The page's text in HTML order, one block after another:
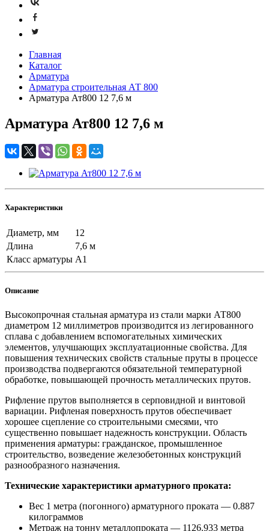
Главная
Каталог
Арматура
Арматура строительная АТ 800
Арматура Ат800 12 7,6 м
Арматура Ат800 12 7,6 м
Характеристики
Диаметр, мм
12
Длина
7,6 м
Класс арматуры А1
Описание
Высокопрочная стальная арматура из стали марки АТ800
диаметром 12 миллиметров производится из легированного
сплава с добавлением вспомогательных химических
элементов, улучшающих эксплуатационные свойства. Для
повышения технических свойств стальные пруты в процессе
производства подвергаются обязательной температурной
обработке, повышающей прочность металлических прутов.
Рифление прутов выполняется в серповидной и винтовой
вариации. Рифленая поверхность прутов обеспечивает
хорошее сцепление со строительными смесями, что
существенно повышает надежность конструкции. Область
применения арматуры: гражданское, промышленное
строительство, возведение железобетонных конструкций
разнообразного назначения.
Технические характеристики арматурного проката:
Вес 1 метра (погонного) арматурного проката — 0.887
килограммов
Метраж на тонну металлопроката — 1126.933 метра